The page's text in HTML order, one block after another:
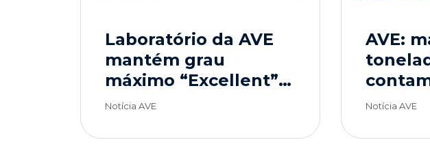
Laboratório da AVE
mantém grau
máximo “Excellent”
em ensaio
internacional.
Notícia AVE
AVE:
obra
com
Notícia AVE